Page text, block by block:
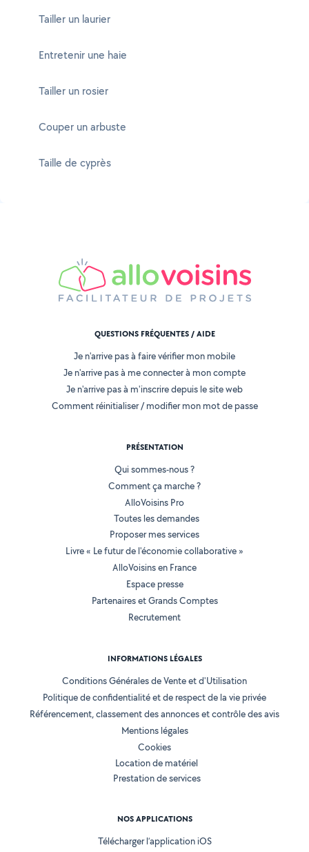
Tailler un laurier
Entretenir une haie
Tailler un rosier
Couper un arbuste
Taille de cyprès
QUESTIONS FRÉQUENTES / AIDE
Je n'arrive pas à faire vérifier mon mobile
Je n'arrive pas à me connecter à mon compte
Je n'arrive pas à m'inscrire depuis le site web
Comment réinitialiser / modifier mon mot de passe
PRÉSENTATION
Qui sommes-nous ?
Comment ça marche ?
AlloVoisins Pro
Toutes les demandes
Proposer mes services
Livre « Le futur de l'économie collaborative »
AlloVoisins en France
Espace presse
Partenaires et Grands Comptes
Recrutement
INFORMATIONS LÉGALES
Conditions Générales de Vente et d'Utilisation
Politique de confidentialité et de respect de la vie privée
Référencement, classement des annonces et contrôle des avis
Mentions légales
Cookies
Location de matériel
Prestation de services
NOS APPLICATIONS
Télécharger l’application iOS